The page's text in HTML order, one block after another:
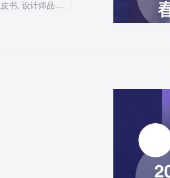
知衣科技, AI科技公司, 服装AI大数据, 2023春夏淘系男装趋势, 男装行业白皮书, 设计师品牌, 韩系风格, 商务通勤, 街头风格, 简约风格, 户外露营, 复古运动, 时装解构, T恤, 衬衫, 卫衣, 休闲裤, 华夫格裤子, 冲锋机能裤